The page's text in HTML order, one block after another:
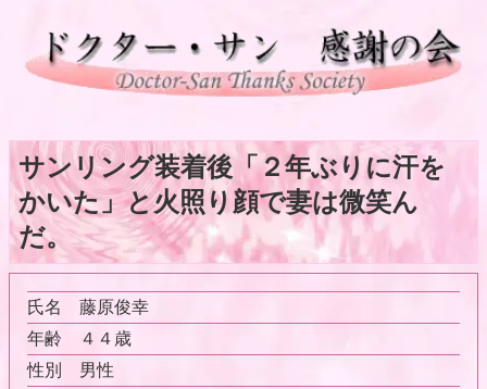
サンリング装着後「２年ぶりに汗を
かいた」と火照り顔で妻は微笑ん
だ。
氏名
藤原俊幸
年齢
４４歳
性別
男性